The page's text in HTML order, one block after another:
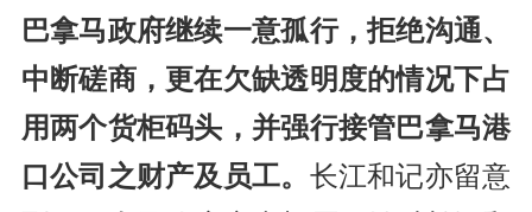
巴拿马政府继续一意孤行，拒绝沟通、
中断磋商，更在欠缺透明度的情况下占
用两个货柜码头，并强行接管巴拿马港
口公司之财产及员工。 长江和记亦留意